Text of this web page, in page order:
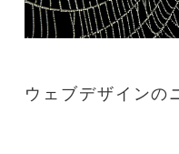
ウェブデザインの